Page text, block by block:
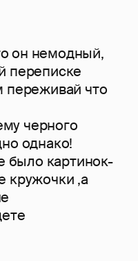
он немодный,
переживай что
черного
однако!
было картинок-
кружочки ,а